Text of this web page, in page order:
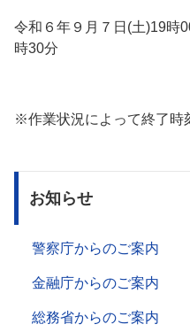
令和６年９月７日 (土)19時
時30分
※作業状況によって終了時
お知らせ
警察庁からのご案内
金融庁からのご案内
総務省からのご案内